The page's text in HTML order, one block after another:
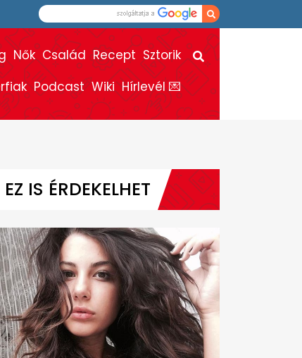
Nők Család Recept Sztorik
Podcast Wiki Hírlevél 💌
EZ IS ÉRDEKELHET